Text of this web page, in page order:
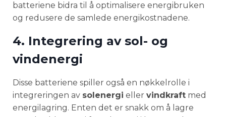
batteriene bidra til å optimalisere energibruken
og redusere de samlede energikostnadene.
4. Integrering av sol- og
vindenergi
Disse batteriene spiller også en nøkkelrolle i
integreringen av solenergi eller vindkraft med
energilagring. Enten det er snakk om å lagre